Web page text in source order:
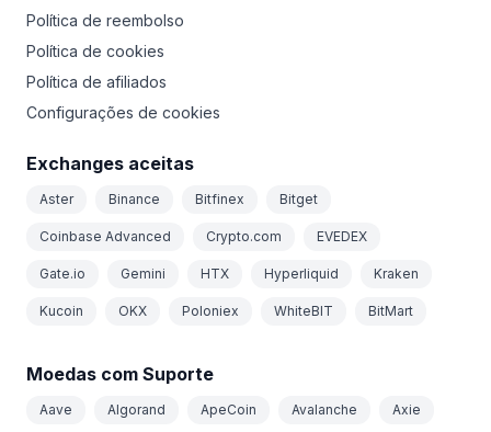
Política de reembolso
Política de cookies
Política de afiliados
Configurações de cookies
Exchanges aceitas
Aster Binance Bitfinex Bitget
Coinbase Advanced Crypto.com EVEDEX
Gate.io Gemini HTX Hyperliquid Kraken
Kucoin OKX Poloniex WhiteBIT BitMart
Moedas com Suporte
Aave Algorand ApeCoin Avalanche Axie